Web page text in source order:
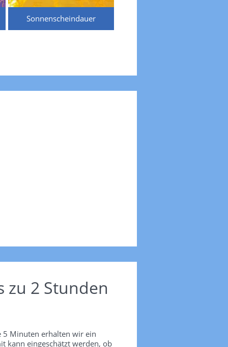
Sonnenscheindauer
zu 2 Stunden
5 Minuten erhalten wir ein
kann eingeschätzt werden, ob